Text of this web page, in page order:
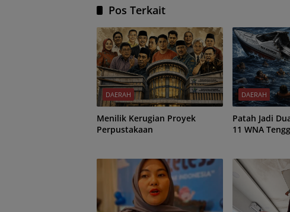
Pos Terkait
DAERAH
Menilik Kerugian Proyek
Perpustakaan
DAERAH
Patah Jadi Dua, Speedboat
11 WNA